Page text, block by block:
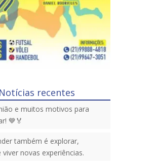
Notícias recentes
e muitos motivos para
💙🏅
também é explorar,
viver novas experiências.